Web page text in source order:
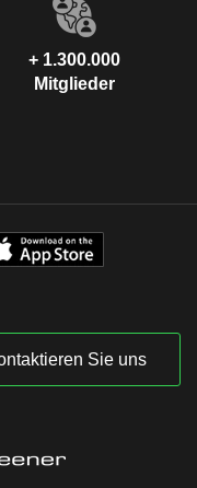
+ 1.300.000
Mitglieder
Sie uns